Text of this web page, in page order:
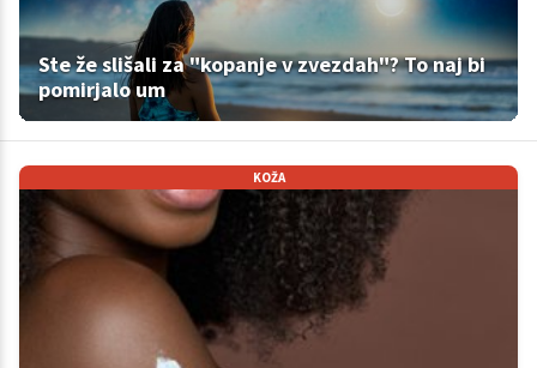
Ste že slišali za "kopanje v zvezdah"? To naj bi
pomirjalo um
KOŽA